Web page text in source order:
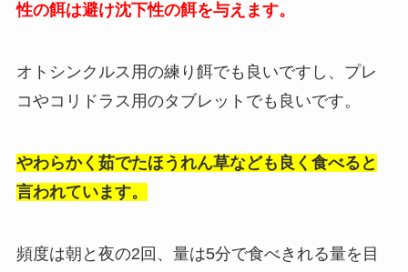
性の餌は避け沈下性の餌を与えます。
オトシンクルス用の練り餌でも良いですし、プレ
コやコリドラス用のタブレットでも良いです。
やわらかく茹でたほうれん草なども良く食べると
言われています。
頻度は朝と夜の2回、量は5分で食べきれる量を目